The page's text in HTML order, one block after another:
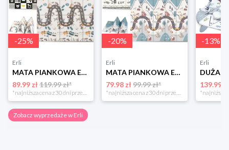
-25%
Erli
MATA PIANKOWA EDUKACYJNA SKŁADANA DLA DZIECI DUŻA 180x200 PIANKA XPE NUKIDO
89.99 zł119.99 zł*
-20%
Erli
MATA PIANKOWA EDUKACYJNA SKŁADANA DLA DZIECI DUŻA 180x200 PIANKA XPE NUKIDO
79.98 zł 99.99 zł*
-13%
Erli
139.99 zł
Zobacz wyprzedaże w Erli